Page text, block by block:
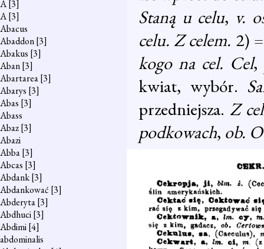
A[3]
A[3]
Abacus
Abaddon[3]
Abakus [3]
Aban[3]
Abartarea[3]
Abarys [3]
Abas [3]
Abass
Abaz[3]
Abazi
Abba[3]
Abcas [3]
Abdank[3]
Abdankować [3]
Abderyta[3]
Abdhuci[3]
Abdimi[4]
abdominalis
Staną u celu, v.
celu. Z celem. 2)
kogo na cel. Cel,
kwiat, wybór.
przedniejsza. Z
podkowach, ob.